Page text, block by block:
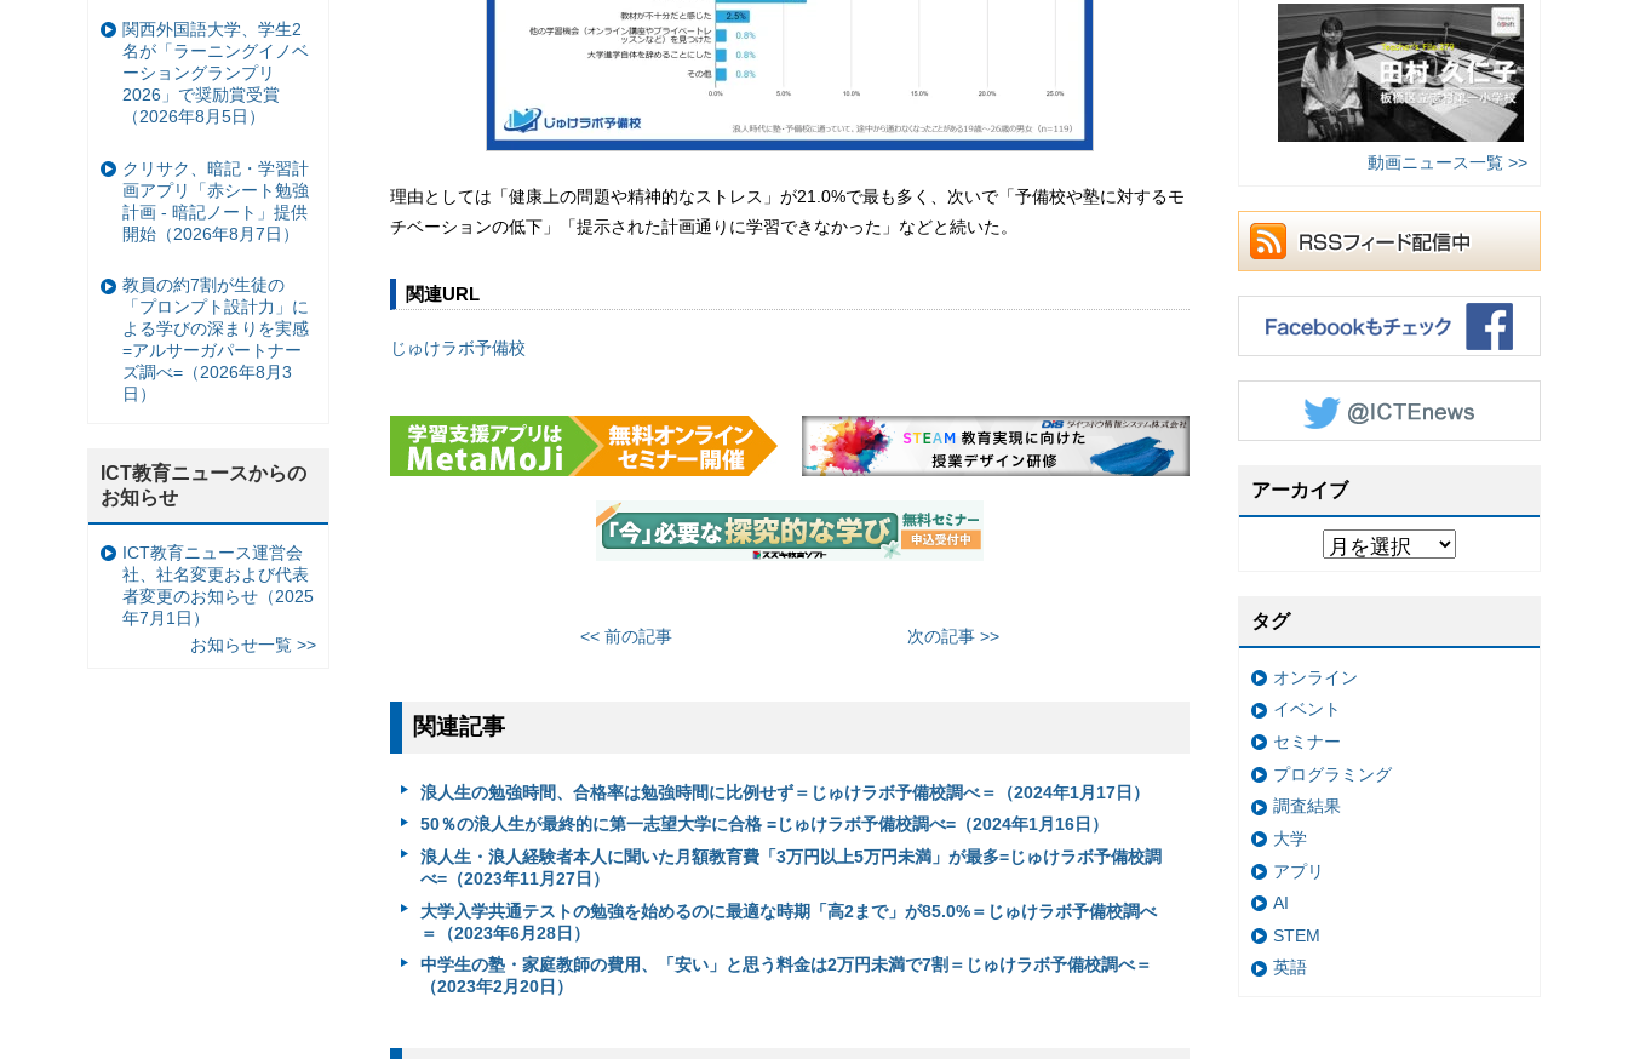
理由としては「健康上の問題や精神的なストレス」が21.0%で最も多く、次いで「予備校や塾に対するモ
チベーションの低下」「提示された計画通りに学習できなかった」などと続いた。
関連URL
じゅけラボ予備校
<< 前の記事 次の記事 >>
関連記事
浪人生の勉強時間、合格率は勉強時間に比例せず＝じゅけラボ予備校調べ＝（2024年1月17日）
50％の浪人生が最終的に第一志望大学に合格 =じゅけラボ予備校調べ=（2024年1月16日）
浪人生・浪人経験者本人に聞いた月額教育費「3万円以上5万円未満」が最多=じゅけラボ予備校調
べ=（2023年11月27日）
大学入学共通テストの勉強を始めるのに最適な時期「高2まで」が85.0%＝じゅけラボ予備校調べ
＝（2023年6月28日）
中学生の塾・家庭教師の費用、「安い」と思う料金は2万円未満で7割＝じゅけラボ予備校調べ＝
（2023年2月20日）
動画ニュース一覧 >>
アーカイブ
タグ
オンライン
イベント
セミナー
プログラミング
調査結果
大学
アプリ
AI
STEM
英語
関西外国語大学、学生2
名が「ラーニングイノベ
ーショングランプリ
2026」で奨励賞受賞
（2026年8月5日）
クリサク、暗記・学習計
画アプリ「赤シート勉強
計画 - 暗記ノート」提供
開始（2026年8月7日）
教員の約7割が生徒の
「プロンプト設計力」に
よる学びの深まりを実感
=アルサーガパートナー
ズ調べ=（2026年8月3
日）
ICT教育ニュースからの
お知らせ
ICT教育ニュース運営会
社、社名変更および代表
者変更のお知らせ（2025
年7月1日）
お知らせ一覧 >>